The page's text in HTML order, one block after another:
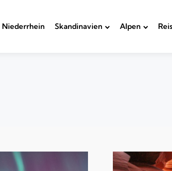
Niederrhein Skandinavien Alpen